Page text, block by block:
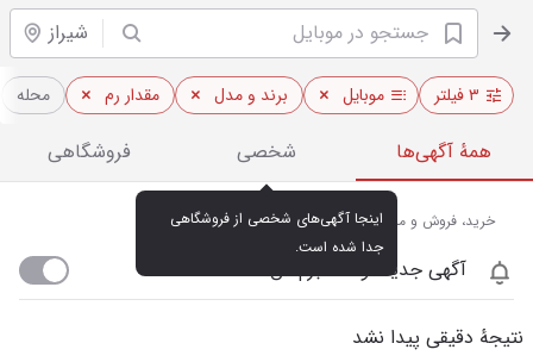
شیراز
۳ فیلتر موبایل برند و مدل مقدار رم محله
همهٔ آگهی‌ها شخصی فروشگاهی
جدا شده است.
خرید، فروش و مشاهده قیمت روز موبایل در شیراز
آگهی جدید اومد خبرم کن
نتیجهٔ دقیقی پیدا نشد